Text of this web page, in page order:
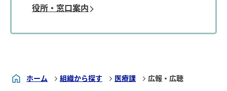
役所・窓口案内
ホーム 組織から探す 医療課 広報・広聴